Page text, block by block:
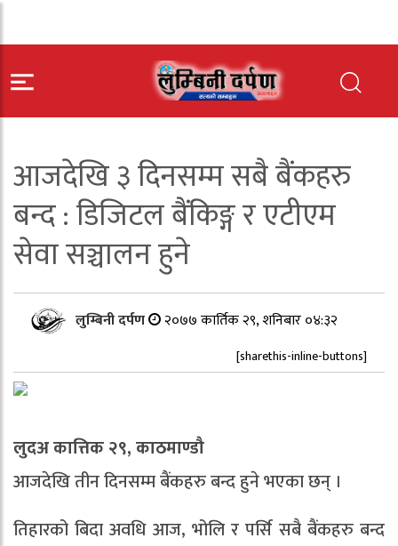
आजदेखि ३ दिनसम्म सबै बैंकहरु
बन्द : डिजिटल बैंकिङ्ग र एटीएम
सेवा सञ्चालन हुने
लुम्बिनी दर्पण २०७७ कार्तिक २९, शनिबार ०४:३२
[sharethis-inline-buttons]
लुदअ कात्तिक २९, काठमाण्डौ
आजदेखि तीन दिनसम्म बैंकहरु बन्द हुने भएका छन् ।
तिहारको बिदा अवधि आज, भोलि र पर्सि सबै बैंकहरु बन्द